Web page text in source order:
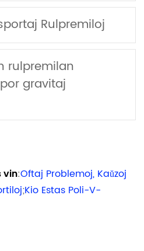
Rulpremiloj
rulpremilan
gravitaj
vin:Oftaj Problemoj, Kaŭzoj
;Kio Estas Poli-V-